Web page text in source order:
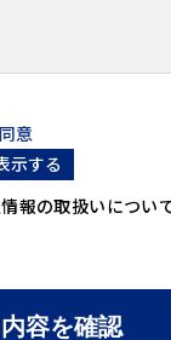
意
示する
報の取扱いについ